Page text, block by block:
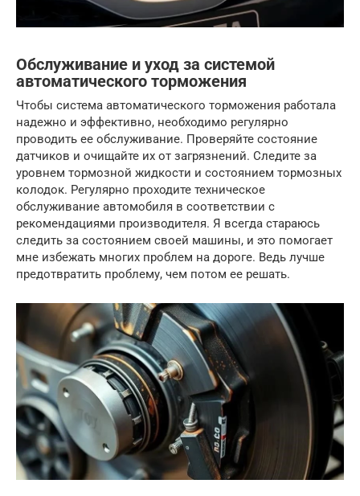
Обслуживание и уход за системой
автоматического торможения
Чтобы система автоматического торможения работала
надежно и эффективно, необходимо регулярно
проводить ее обслуживание. Проверяйте состояние
датчиков и очищайте их от загрязнений. Следите за
уровнем тормозной жидкости и состоянием тормозных
колодок. Регулярно проходите техническое
обслуживание автомобиля в соответствии с
рекомендациями производителя. Я всегда стараюсь
следить за состоянием своей машины, и это помогает
мне избежать многих проблем на дороге. Ведь лучше
предотвратить проблему, чем потом ее решать.